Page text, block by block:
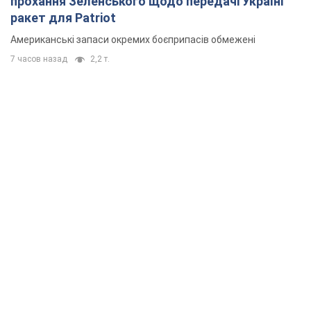
ракет для Patriot
Американські запаси окремих боєприпасів обмежені
7 часов назад 2,2 т.